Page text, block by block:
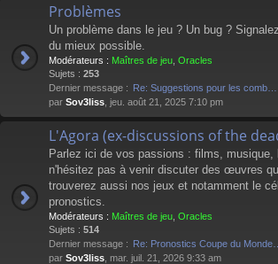
Problèmes
Un problème dans le jeu ? Un bug ?
du mieux possible.
Modérateurs : Maîtres de jeu Oracles
Sujets : 253
Dernier message : Re: Suggestions pour les comb…
par Sov3liss , jeu. août 21, 2025 7:10 pm
L'Agora (ex-discussions of the
Parlez ici de vos passions : films, musique,
n'hésitez pas à venir discuter des œuvres
trouverez aussi nos jeux et notamment le
pronostics.
Modérateurs : Maîtres de jeu Oracles
Sujets : 514
Dernier message : Re: Pronostics Coupe du Monde…
par Sov3liss , mar. juil. 21, 2026 9:33 am